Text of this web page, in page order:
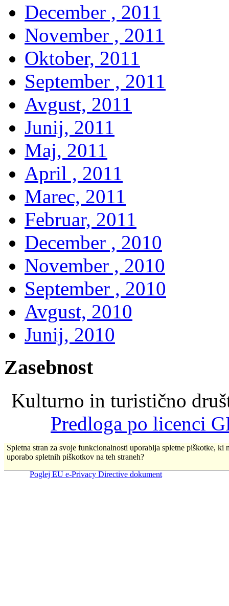
December , 2011
November , 2011
Oktober, 2011
September , 2011
Avgust, 2011
Junij, 2011
Maj, 2011
April , 2011
Marec, 2011
Februar, 2011
December , 2010
November , 2010
September , 2010
Avgust, 2010
Junij, 2010
Zasebnost
Kulturno in turistično
Predloga po licenci
Spletna stran za svoje funkcionalnosti uporablja spletne piškotke,
uporabo spletnih piškotkov na teh straneh?
Poglej EU e-Privacy Directive dokument